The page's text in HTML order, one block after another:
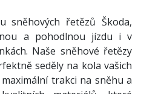
sněhových řetězů Škoda,
a pohodlnou jízdu i v
Naše sněhové řetězy
seděly na kola vašich
trakci na sněhu a